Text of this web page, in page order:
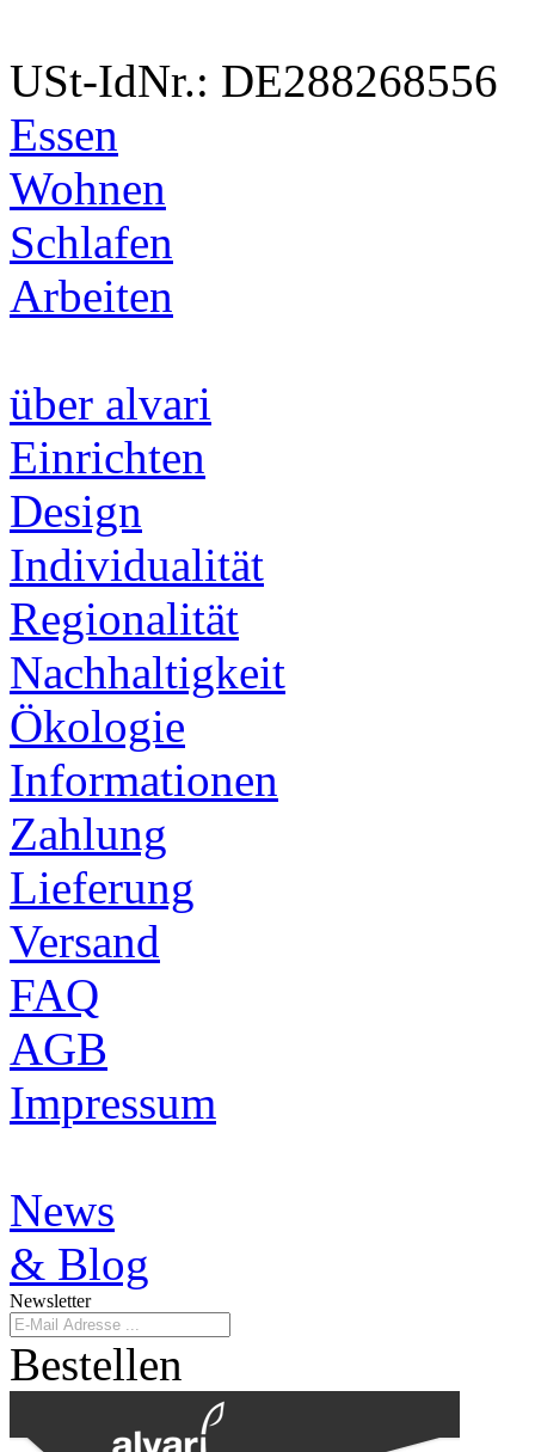
USt-IdNr.: DE288268556
Essen
Wohnen
Schlafen
Arbeiten
über alvari
Einrichten
Design
Individualität
Regionalität
Nachhaltigkeit
Ökologie
Informationen
Zahlung
Lieferung
Versand
FAQ
AGB
Impressum
News
& Blog
Newsletter
Bestellen